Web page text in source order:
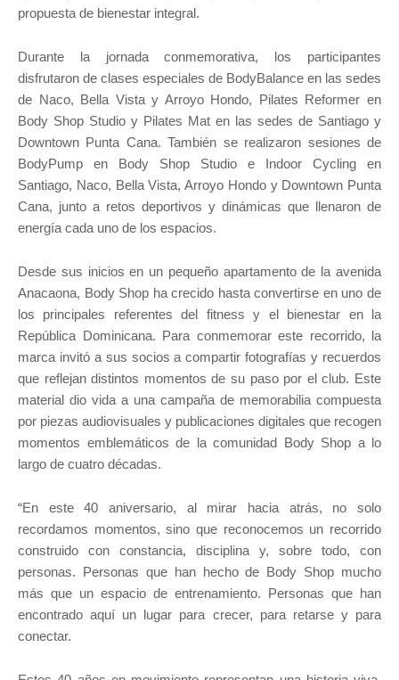
propuesta de bienestar integral.
Durante la jornada conmemorativa, los participantes
disfrutaron de clases especiales de BodyBalance en las sedes
de Naco, Bella Vista y Arroyo Hondo, Pilates Reformer en
Body Shop Studio y Pilates Mat en las sedes de Santiago y
Downtown Punta Cana. También se realizaron sesiones de
BodyPump en Body Shop Studio e Indoor Cycling en
Santiago, Naco, Bella Vista, Arroyo Hondo y Downtown Punta
Cana, junto a retos deportivos y dinámicas que llenaron de
energía cada uno de los espacios.
Desde sus inicios en un pequeño apartamento de la avenida
Anacaona, Body Shop ha crecido hasta convertirse en uno de
los principales referentes del fitness y el bienestar en la
República Dominicana. Para conmemorar este recorrido, la
marca invitó a sus socios a compartir fotografías y recuerdos
que reflejan distintos momentos de su paso por el club. Este
material dio vida a una campaña de memorabilia compuesta
por piezas audiovisuales y publicaciones digitales que recogen
momentos emblemáticos de la comunidad Body Shop a lo
largo de cuatro décadas.
“En este 40 aniversario, al mirar hacia atrás, no solo
recordamos momentos, sino que reconocemos un recorrido
construido con constancia, disciplina y, sobre todo, con
personas. Personas que han hecho de Body Shop mucho
más que un espacio de entrenamiento. Personas que han
encontrado aquí un lugar para crecer, para retarse y para
conectar.